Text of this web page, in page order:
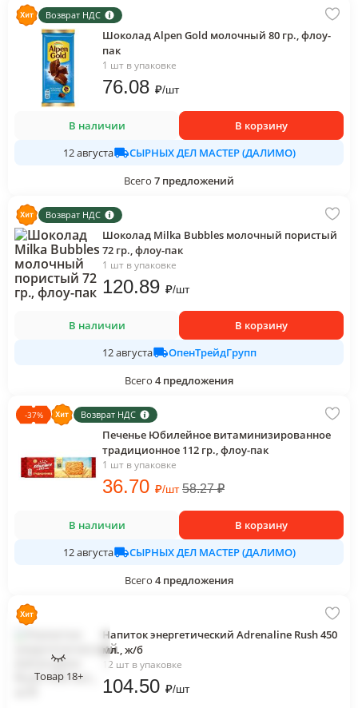
Возврат НДС
Шоколад Alpen Gold молочный 80 гр., флоу-
пак
1 шт в упаковке
76.08 ₽/шт
В наличии
В корзину
12 августа
СЫРНЫХ ДЕЛ МАСТЕР (ДАЛИМО)
Всего 7 предложений
Возврат НДС
Шоколад Milka Bubbles молочный пористый
72 гр., флоу-пак
1 шт в упаковке
120.89 ₽/шт
В наличии
В корзину
12 августа
ОпенТрейдГрупп
Всего 4 предложения
-37% Возврат НДС
Печенье Юбилейное витаминизированное
традиционное 112 гр., флоу-пак
1 шт в упаковке
36.70 ₽/шт 58.27 ₽
В наличии
В корзину
12 августа
СЫРНЫХ ДЕЛ МАСТЕР (ДАЛИМО)
Всего 4 предложения
Товар 18+
Напиток энергетический Adrenaline Rush 450
мл., ж/б
12 шт в упаковке
104.50 ₽/шт